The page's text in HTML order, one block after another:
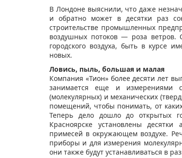
В Лондоне выяснили, что даже
и обратно может в десятки раз
строительстве промышленных
воздушных потоков — роза ветров.
городского воздуха, быть в курсе
новых.
Ловись, пыль, большая и малая
Компания «Тион» более десяти лет
занимается еще и измерениями
(молекулярных) и механических
помещений, чтобы понимать, от
Теперь дело дошло до открытых
Красноярске установлены
примесей в окружающем воздухе.
приборы и для измерения
они также будут устанавливаться в